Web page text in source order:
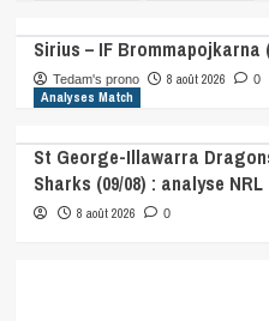
Sirius – IF Brommapojkarna
Tedam's prono 8 août 2026 0
Analyses Match
St George-Illawarra
Sharks (09/08) : analyse NRL
8 août 2026 0